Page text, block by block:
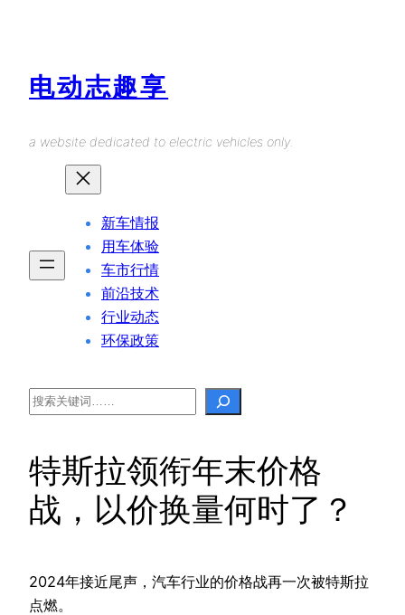
电动志趣享
a website dedicated to electric vehicles only.
新车情报
用车体验
车市行情
前沿技术
行业动态
环保政策
Search
特斯拉领衔年末价格
战，以价换量何时了？
2024年接近尾声，汽车行业的价格战再一次被特斯拉
点燃。